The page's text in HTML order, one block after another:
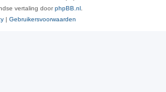
vertaling doorphpBB.nl
| Gebruikersvoorwaarden